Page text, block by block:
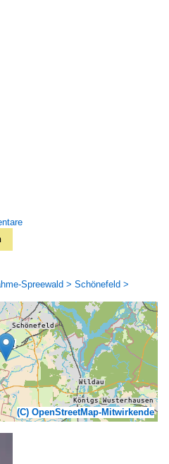
Spreewald > Schönefeld >
(C) OpenStreetMap-Mitwirkende